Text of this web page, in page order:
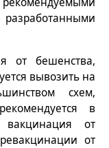
от бешенства,
вывозить на
схем,
в
от
от